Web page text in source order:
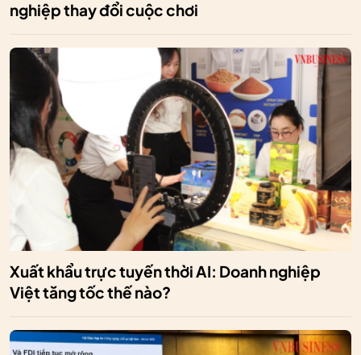
nghiệp thay đổi cuộc chơi
Xuất khẩu trực tuyến thời AI: Doanh nghiệp
Việt tăng tốc thế nào?